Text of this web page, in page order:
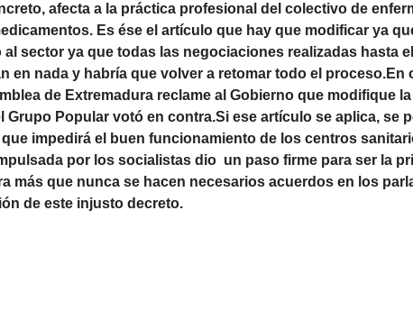
afecta a la práctica profesional del colectivo de
Es ése el artículo que hay que modificar ya
sector ya que todas las negociaciones realizadas hasta
en nada y habría que volver a retomar todo el
de Extremadura reclame al Gobierno que modifique
Grupo Popular votó en contra.Si ese artículo se aplica,
impedirá el buen funcionamiento de los centros
por los socialistas dio un paso firme para ser la
más que nunca se hacen necesarios acuerdos en los
de este injusto decreto.